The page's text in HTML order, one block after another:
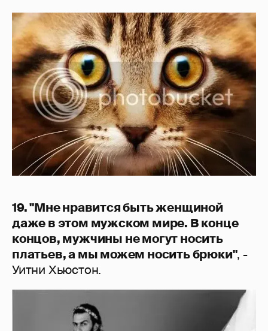
19. "Мне нравится быть женщиной
даже в этом мужском мире. В конце
концов, мужчины не могут носить
платьев, а мы можем носить брюки", -
Уитни Хьюстон.